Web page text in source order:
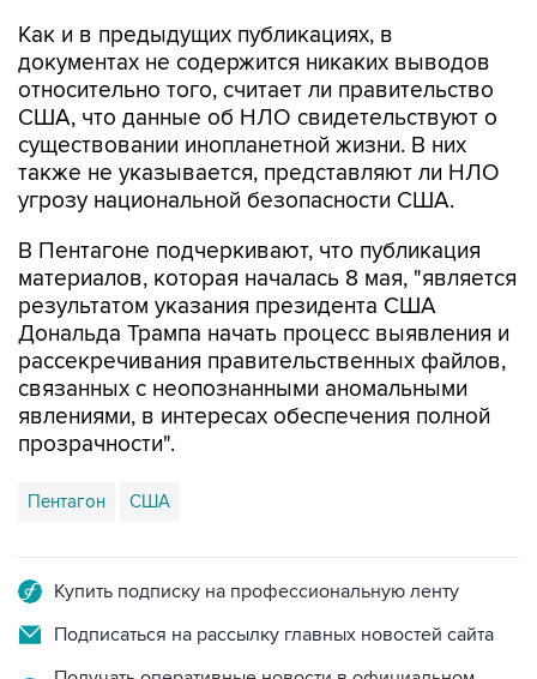
Как и в предыдущих публикациях, в
документах не содержится никаких выводов
относительно того, считает ли правительство
США, что данные об НЛО свидетельствуют о
существовании инопланетной жизни. В них
также не указывается, представляют ли НЛО
угрозу национальной безопасности США.
В Пентагоне подчеркивают, что публикация
материалов, которая началась 8 мая, "является
результатом указания президента США
Дональда Трампа начать процесс выявления и
рассекречивания правительственных файлов,
связанных с неопознанными аномальными
явлениями, в интересах обеспечения полной
прозрачности".
Пентагон США
Купить подписку на профессиональную ленту
Подписаться на рассылку главных новостей сайта